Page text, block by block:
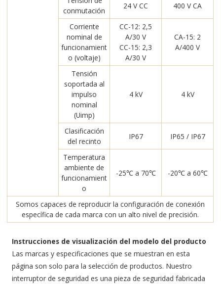
conmutación
24 V CC 400 V CA
Corriente
nominal de
funcionamient
o (voltaje)
CC-12: 2,5
A/30 V
CC-15: 2,3
A/30 V
CA-15: 2
A/400 V
Tensión
soportada al
impulso
nominal
(Uimp)
4 kV 4 kV
Clasificación
del recinto
IP67 IP65 / IP67
Temperatura
ambiente de
funcionamient
o
-25℃ a 70℃ -20℃ a 60℃
Somos capaces de reproducir la configuración de conexión
específica de cada marca con un alto nivel de precisión.
Instrucciones de visualización del modelo del producto
Las marcas y especificaciones que se muestran en esta
página son solo para la selección de productos. Nuestro
interruptor de seguridad es una pieza de seguridad fabricada